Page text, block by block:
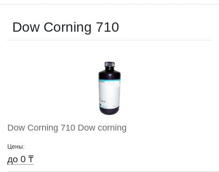
Dow Corning 710
Dow Corning 710 Dow corning
Цены:
до 0 ₸